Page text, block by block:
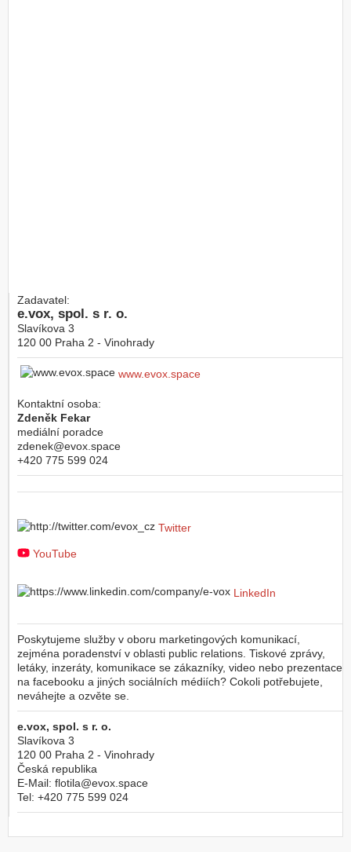
Zadavatel:
e.vox, spol. s r. o.
Slavíkova 3
120 00 Praha 2 - Vinohrady
www.evox.space
Kontaktní osoba:
Zdeněk Fekar
mediální poradce
zdenek@evox.space
+420 775 599 024
Twitter
YouTube
LinkedIn
Poskytujeme služby v oboru marketingových komunikací,
zejména poradenství v oblasti public relations. Tiskové zprávy,
letáky, inzeráty, komunikace se zákazníky, video nebo prezentace
na facebooku a jiných sociálních médiích? Cokoli potřebujete,
neváhejte a ozvěte se.
e.vox, spol. s r. o.
Slavíkova 3
120 00 Praha 2 - Vinohrady
Česká republika
E-Mail: flotila@evox.space
Tel: +420 775 599 024